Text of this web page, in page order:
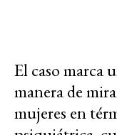
El caso marca
manera de
mujeres en